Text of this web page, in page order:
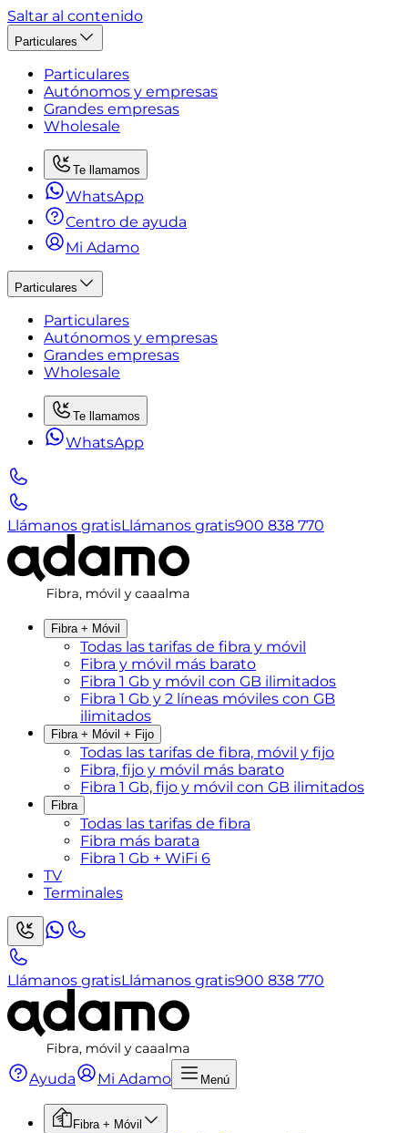
Saltar al contenido
Particulares
Particulares
Autónomos y empresas
Grandes empresas
Wholesale
Te llamamos
WhatsApp
Centro de ayuda
Mi Adamo
Particulares
Particulares
Autónomos y empresas
Grandes empresas
Wholesale
Te llamamos
WhatsApp
Llámanos gratisLlámanos gratis900 838 770
Fibra + Móvil
Todas las tarifas de fibra y móvil
Fibra y móvil más barato
Fibra 1 Gb y móvil con GB ilimitados
Fibra 1 Gb y 2 líneas móviles con GB
ilimitados
Fibra + Móvil + Fijo
Todas las tarifas de fibra, móvil y fijo
Fibra, fijo y móvil más barato
Fibra 1 Gb, fijo y móvil con GB ilimitados
Fibra
Todas las tarifas de fibra
Fibra más barata
Fibra 1 Gb + WiFi 6
TV
Terminales
Llámanos gratisLlámanos gratis900 838 770
Ayuda Mi Adamo Menú
Fibra + Móvil